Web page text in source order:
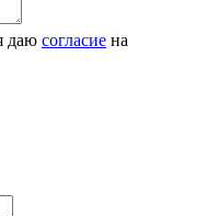
даю согласие на